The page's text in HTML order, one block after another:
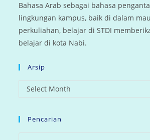
Bahasa Arab sebagai bahasa
lingkungan kampus, baik di dalam
perkuliahan, belajar di STDI
belajar di kota Nabi.
Arsip
arsip
Select Month
Pencarian